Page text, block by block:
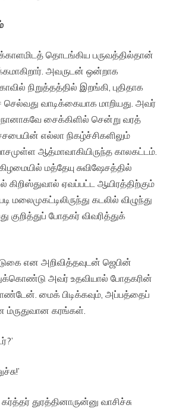
தொடங்கிய பருவத்தில்தான்
அவருடன் ஒன்றாக
நிறுத்தத்தில் இறங்கி, புதிதாக
செல்வது வாடிக்கையாக மாறியது. அவர்
சைக்கிளில் சென்று வரத்
எல்லா நிகழ்ச்சிகளிலும்
ஆத்மாவாகியிருந்த காலகட்டம்.
மத்தேயு சுவிஷேசத்தில்
கிறிஸ்துவால் ஏவப்பட்ட ஆயிரத்திற்கும்
மலைமுகட்டிலிருந்து கடலில் விழுந்து
போதகர் விவரித்துக்
என அறிவித்தவுடன் ஜெபின்
அவர் உதவியால் போதகரின்
மைக் பிடிக்கவும், அப்பத்தைப்
ம்ருதுவான கரங்கள்.
துரத்தினாருன்னு வாசிச்சு